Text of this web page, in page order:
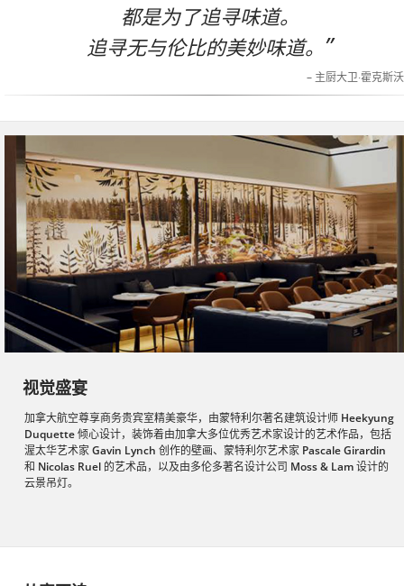
都是为了追寻味道。
追寻无与伦比的美妙味道。
– 主厨大卫·霍克斯
视觉盛宴
加拿大航空尊享商务贵宾室精美豪华，由蒙特利尔著名建筑设计师 Heekyung
Duquette倾心设计，装饰着由加拿大多位优秀艺术家设计的艺术作品，包括
渥太华艺术家Gavin Lynch 创作的壁画、蒙特利尔艺术家 Pascale Girardin
和 Nicolas Ruel 的艺术品，以及由多伦多著名设计公司 Moss & Lam设计的
云景吊灯。